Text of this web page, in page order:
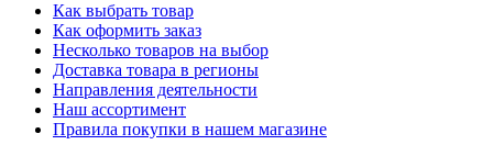
Как выбрать товар
Как оформить заказ
Несколько товаров на выбор
Доставка товара в регионы
Направления деятельности
Наш ассортимент
Правила покупки в нашем магазине